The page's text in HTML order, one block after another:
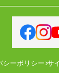
シーポリシー サ